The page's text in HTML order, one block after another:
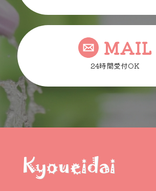
MAIL
24時間受付OK